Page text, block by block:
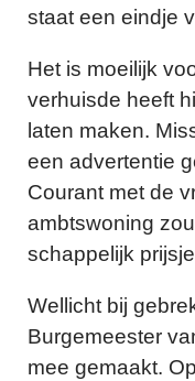
staat een eindje
Het is moeilijk
verhuisde heeft
laten maken.
een advertentie
Courant met de
ambtswoning
schappelijk
Wellicht bij
Burgemeester
mee gemaakt.